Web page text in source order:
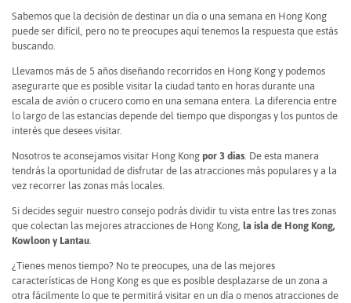
Sabemos que la decisión de destinar un día o una semana en Hong Kong
puede ser difícil, pero no te preocupes aquí tenemos la respuesta que estás
buscando.
Llevamos más de 5 años diseñando recorridos en Hong Kong y podemos
asegurarte que es posible visitar la ciudad tanto en horas durante una
escala de avión o crucero como en una semana entera. La diferencia entre
lo largo de las estancias depende del tiempo que dispongas y los puntos de
interés que desees visitar.
Nosotros te aconsejamos visitar Hong Kong por 3 días . De esta manera
tendrás la oportunidad de disfrutar de las atracciones más populares y a la
vez recorrer las zonas más locales.
Si decides seguir nuestro consejo podrás dividir tu vista entre las tres zonas
que colectan las mejores atracciones de Hong Kong, la isla de Hong Kong,
Kowloon y Lantau
¿Tienes menos tiempo? No te preocupes, una de las mejores
características de Hong Kong es que es posible desplazarse de un zona a
otra fácilmente lo que te permitirá visitar en un día o menos atracciones de